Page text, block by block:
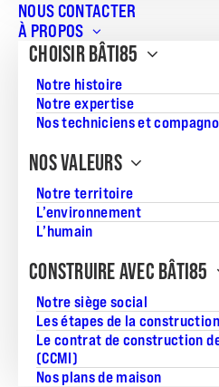
NOUS CONTACTER
À PROPOS
CHOISIR BÂTI85
Notre histoire
Notre expertise
Nos techniciens et
NOS VALEURS
Notre territoire
L’environnement
L’humain
CONSTRUIRE AVEC BÂTI85
Notre siège social
Les étapes de la construction
Le contrat de construction
(CCMI)
Nos plans de maison
JG_20260729_167
Surface du terrain:
Superficie de la maison:
82
Découvrez cette magnifique
habitable sur un terrain de
bien-être au quotidien. Grâce à
personnalisé, Bâti85 vous
respectant toutes les normes
Cette maison dispose de
qualité, répondant aux